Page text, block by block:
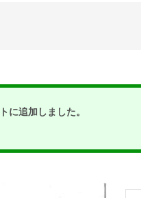
に追加しました。